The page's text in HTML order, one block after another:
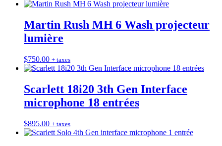
Martin Rush MH 6 Wash projecteur
lumière
$750.00 + taxes
Scarlett 18i20 3th Gen Interface
microphone 18 entrées
$895.00 + taxes